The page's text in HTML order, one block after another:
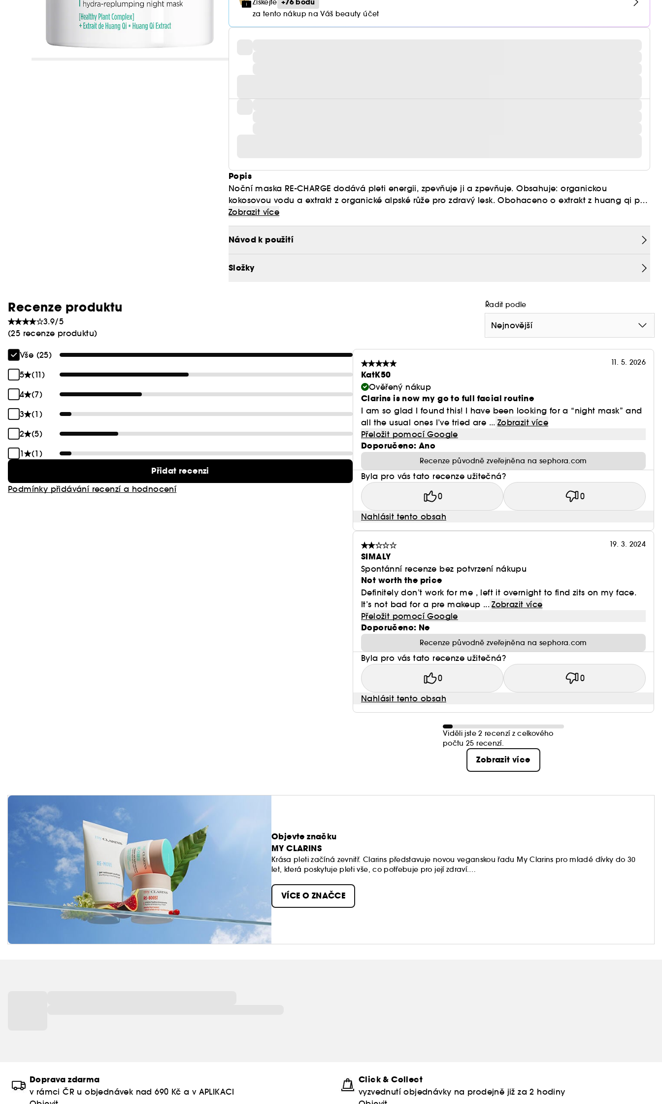
Získejte +76 bodů
za tento nákup na Váš beauty účet
Popis
Noční maska RE-CHARGE dodává pleti energii, zpevňuje ji a zpevňuje. Obsahuje: organickou
kokosovou vodu a extrakt z organické alpské růže pro zdravý lesk. Obohaceno o extrakt z huang qi pro
čistou a pročištěnou pleť, extrakt z organických fíků pro intenzivně hydratovanou pleť a extrakt ze
semen aceroly (organická rostlina) pro svěží, růžovou pleť a zářivý vzhled. Pleť je svěží, pružná, jemná
a vypnutá.... S každým ránem krásnější. Lehká, rozplývající se a svěží gelovo-krémová textura s
Zobrazit více
Návod k použití
Složky
Recenze produktu
3.9/5
(25 recenze produktu)
Řadit podle
Nejnovější
Vše (25)
5
(11)
4
(7)
3
(1)
2
(5)
1
(1)
Přidat recenzi
Podmínky přidávání recenzí a hodnocení
11. 5. 2026
KatK50
Ověřený nákup
Clarins is now my go to full facial routine
I am so glad I found this! I have been looking for a “night mask” and
all the usual ones I’ve tried are ... Zobrazit více
Přeložit pomocí Google
Doporučeno: Ano
Recenze původně zveřejněna na sephora.com
Byla pro vás tato recenze užitečná?
0 0
Nahlásit tento obsah
19. 3. 2024
SIMALY
Spontánní recenze bez potvrzení nákupu
Not worth the price
Definitely don’t work for me , left it overnight to find zits on my face.
It’s not bad for a pre makeup ... Zobrazit více
Přeložit pomocí Google
Doporučeno: Ne
Recenze původně zveřejněna na sephora.com
Byla pro vás tato recenze užitečná?
0 0
Nahlásit tento obsah
Viděli jste 2 recenzí z celkového
počtu 25 recenzí.
Zobrazit více
Objevte značku
MY CLARINS
Krása pleti začíná zevnitř. Clarins představuje novou veganskou řadu My Clarins pro mladé dívky do 30
let, která poskytuje pleti vše, co potřebuje pro její zdraví.
Potřebuje zdravou výživu a vyváženou stravu plnou čerstvých ingrediencí.
VÍCE O ZNAČCE
Doprava zdarma
v rámci ČR u objednávek nad 690 Kč a v APLIKACI
Click & Collect
vyzvednutí objednávky na prodejně již za 2 hodiny